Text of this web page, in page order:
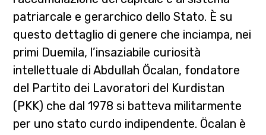
patriarcale e gerarchico dello Stato. È su
questo dettaglio di genere che inciampa, nei
primi Duemila, l’insaziabile curiosità
intellettuale di Abdullah Öcalan, fondatore
del Partito dei Lavoratori del Kurdistan
(PKK) che dal 1978 si batteva militarmente
per uno stato curdo indipendente. Öcalan è